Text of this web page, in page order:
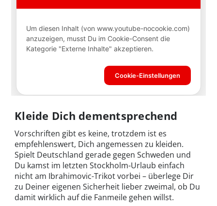
Kleide Dich dementsprechend
Vorschriften gibt es keine, trotzdem ist es
empfehlenswert, Dich angemessen zu kleiden.
Spielt Deutschland gerade gegen Schweden und
Du kamst im letzten Stockholm-Urlaub einfach
nicht am Ibrahimovic-Trikot vorbei – überlege Dir
zu Deiner eigenen Sicherheit lieber zweimal, ob Du
damit wirklich auf die Fanmeile gehen willst.